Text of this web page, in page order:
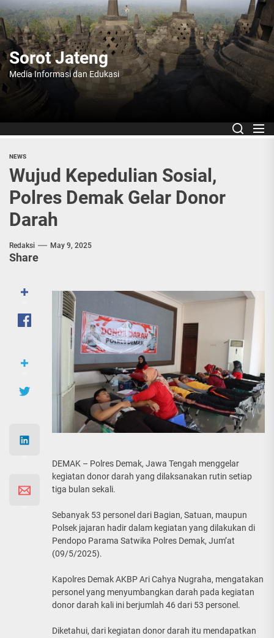
Skip
to
the
content
Sorot Jateng
Media Informasi dan Edukasi
NEWS
Wujud Kepedulian Sosial,
Polres Demak Gelar Donor
Darah
Redaksi May 9, 2025
Share
DEMAK – Polres Demak, Jawa Tengah menggelar
kegiatan donor darah yang dilaksanakan rutin setiap
tiga bulan sekali.
Sebanyak 53 personel dari Bagian, Satuan, maupun
Polsek jajaran hadir dalam kegiatan yang dilakukan di
Pendopo Parama Satwika Polres Demak, Jum’at
(09/5/2025).
Kapolres Demak AKBP Ari Cahya Nugraha, mengatakan
personel yang menyumbangkan darah pada kegiatan
donor darah kali ini berjumlah 46 dari 53 personel.
Diketahui, dari kegiatan donor darah itu mendapatkan